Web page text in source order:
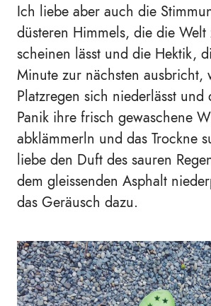
Ich liebe aber auch die
düsteren Himmels, die die Welt
scheinen lässt und die Hektik,
Minute zur nächsten ausbricht,
Platzregen sich niederlässt und
Panik ihre frisch gewaschene
abklämmerln und das Trockne
liebe den Duft des sauren
dem gleissenden Asphalt
das Geräusch dazu.